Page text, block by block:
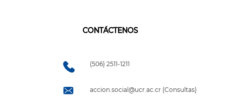
CONTÁCTENOS
(506) 2511-1211
accion.social@ucr.ac.cr (Consultas)